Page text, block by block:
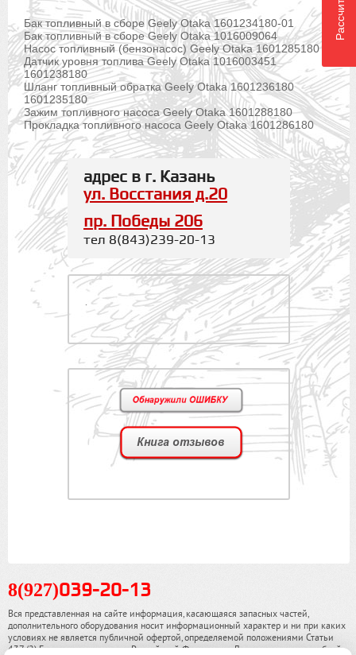
Бак топливный в сборе Geely Otaka 1601234180-01
Бак топливный в сборе Geely Otaka 1016009064
Насос топливный (бензонасос) Geely Otaka 1601285180
Датчик уровня топлива Geely Otaka 1016003451
1601238180
Шланг топливный обратка Geely Otaka 1601236180
1601235180
Зажим топливного насоса Geely Otaka 1601288180
Прокладка топливного насоса Geely Otaka 1601286180
адрес в г. Казань
ул. Восстания д.20
пр. Победы 206
тел 8(843)239-20-13
.
8(927)039-20-13
Вся представленная на сайте информация, касающаяся запасных частей,
дополнительного оборудования носит информационный характер и ни при каких
условиях не является публичной офертой, определяемой положениями Статьи
437 (2) Гражданского кодекса Российской Федерации. Для получения подробной